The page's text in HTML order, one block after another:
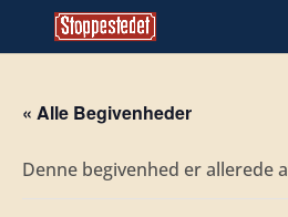
« Alle Begivenheder
Denne begivenhed er allerede